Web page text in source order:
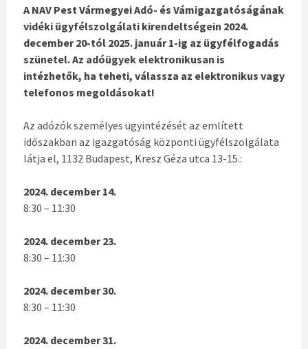
A NAV Pest Vármegyei Adó- és Vámigazgatóságának
vidéki ügyfélszolgálati kirendeltségein 2024.
december 20-tól 2025. január 1-ig az ügyfélfogadás
szünetel. Az adóügyek elektronikusan is
intézhetők, ha teheti, válassza az elektronikus vagy
telefonos megoldásokat!
Az adózók személyes ügyintézését az említett
időszakban az igazgatóság központi ügyfélszolgálata
látja el, 1132 Budapest, Kresz Géza utca 13-15.:
2024. december 14.
8:30 – 11:30
2024. december 23.
8:30 – 11:30
2024. december 30.
8:30 – 11:30
2024. december 31.